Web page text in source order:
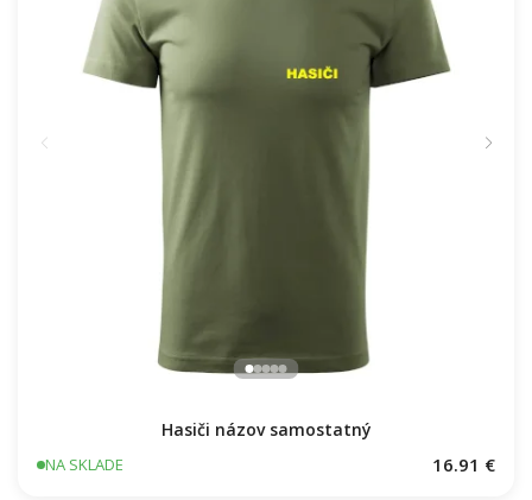
Hasiči názov samostatný
NA SKLADE 16.91 €